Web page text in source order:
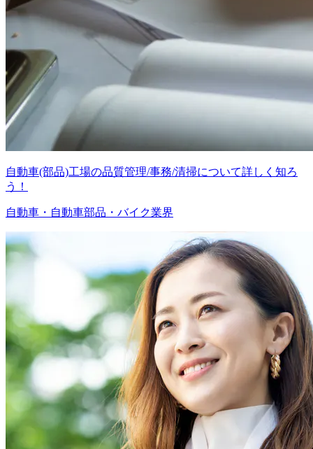
自動車(部品)工場の品質管理/事務/清掃について詳しく知ろ
う！
自動車・自動車部品・バイク業界